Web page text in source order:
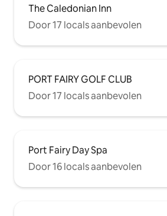
The Caledonian Inn
Door 17 locals aanbevolen
PORT FAIRY GOLF CLUB
Door 17 locals aanbevolen
Port Fairy Day Spa
Door 16 locals aanbevolen